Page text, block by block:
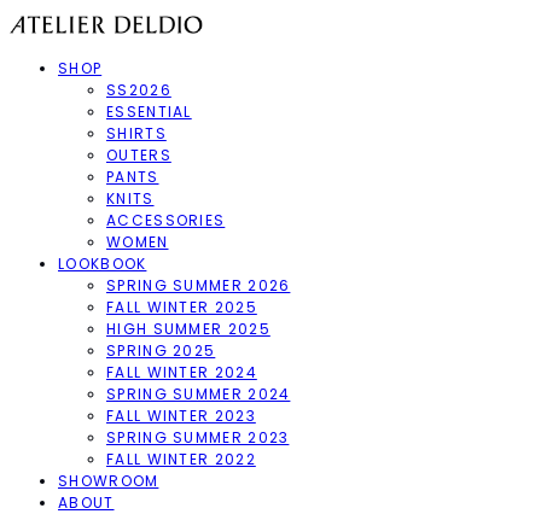
SHOP
SS2026
ESSENTIAL
SHIRTS
OUTERS
PANTS
KNITS
ACCESSORIES
WOMEN
LOOKBOOK
SPRING SUMMER 2026
FALL WINTER 2025
HIGH SUMMER 2025
SPRING 2025
FALL WINTER 2024
SPRING SUMMER 2024
FALL WINTER 2023
SPRING SUMMER 2023
FALL WINTER 2022
SHOWROOM
ABOUT